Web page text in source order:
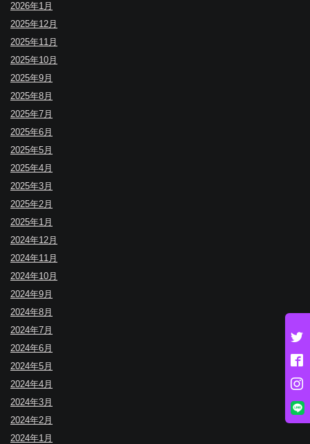
2026年1月
2025年12月
2025年11月
2025年10月
2025年9月
2025年8月
2025年7月
2025年6月
2025年5月
2025年4月
2025年3月
2025年2月
2025年1月
2024年12月
2024年11月
2024年10月
2024年9月
2024年8月
2024年7月
2024年6月
2024年5月
2024年4月
2024年3月
2024年2月
2024年1月